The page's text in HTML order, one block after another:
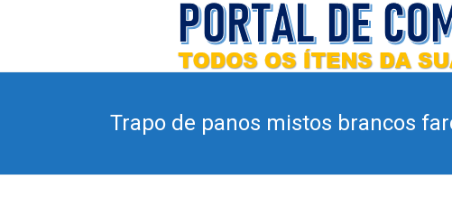
Trapo de panos mistos brancos